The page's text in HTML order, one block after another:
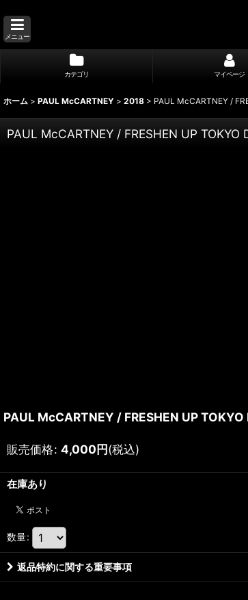
メニュー
カテゴリ マイページ
ホーム > PAUL McCARTNEY > 2018 > PAUL McCARTNEY /
PAUL McCARTNEY / FRESHEN UP TOKYO
PAUL McCARTNEY / FRESHEN UP
販売価格: 4,000円(税込)
在庫あり
数量:
返品特約に関する重要事項